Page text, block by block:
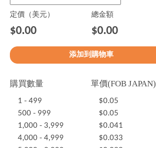
定價（美元） 總金額
$0.00 $0.00
購買數量 單價(FOB JAPAN)
1 - 499
$0.05
500 - 999
$0.05
1,000 - 3,999
$0.041
4,000 - 4,999
$0.033